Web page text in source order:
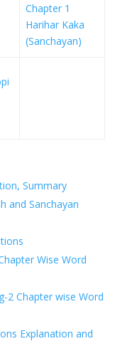
Chapter 1
Harihar Kaka
(Sanchayan)
Summary
and Sanchayan
Wise Word
2 Chapter wise Word
Explanation and